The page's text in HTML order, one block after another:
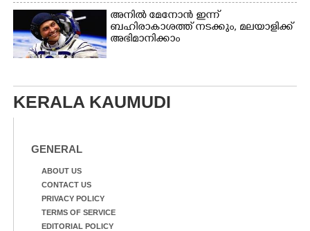
അനിൽ മേനോൻ ഇന്ന്
ബഹിരാകാശത്ത് നടക്കും, മലയാളിക്ക്
അഭിമാനിക്കാം
KERALA KAUMUDI
GENERAL
ABOUT US
CONTACT US
PRIVACY POLICY
TERMS OF SERVICE
EDITORIAL POLICY